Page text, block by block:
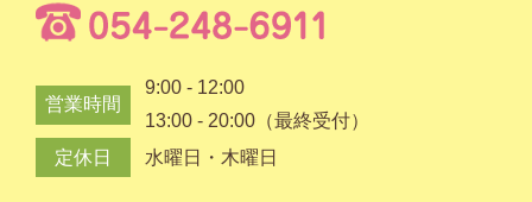
営業時間
9:00 - 12:00
13:00 - 20:00（最終受付）
定休日
水曜日・木曜日